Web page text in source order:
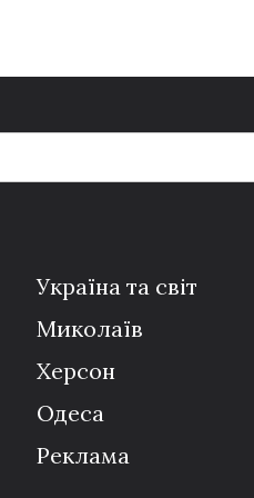
Україна та світ
Миколаїв
Херсон
Одеса
Реклама